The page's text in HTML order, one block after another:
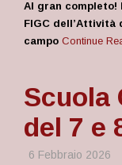
Al gran completo!
FIGC dell’Attività
campo Continue
Scuola
del 7 e
6 Febbraio 2026